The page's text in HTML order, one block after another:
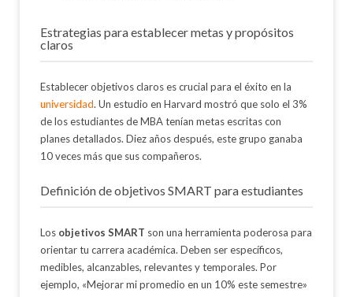
Estrategias para establecer metas y propósitos
claros
Establecer objetivos claros es crucial para el éxito en la
universidad. Un estudio en Harvard mostró que solo el 3%
de los estudiantes de MBA tenían metas escritas con
planes detallados. Diez años después, este grupo ganaba
10 veces más que sus compañeros.
Definición de objetivos SMART para estudiantes
Los objetivos SMART son una herramienta poderosa para
orientar tu carrera académica. Deben ser específicos,
medibles, alcanzables, relevantes y temporales. Por
ejemplo, «Mejorar mi promedio en un 10% este semestre»